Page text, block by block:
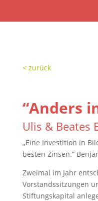
< zurück
“Anders
Ulis & Beates
„Eine Investition in
besten Zinsen.“
Zweimal im Jahr
Vorstandssitzungen
Stiftungskapital